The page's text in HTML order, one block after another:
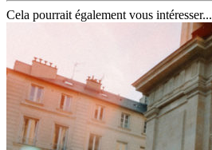
Cela pourrait également vous intéresser...